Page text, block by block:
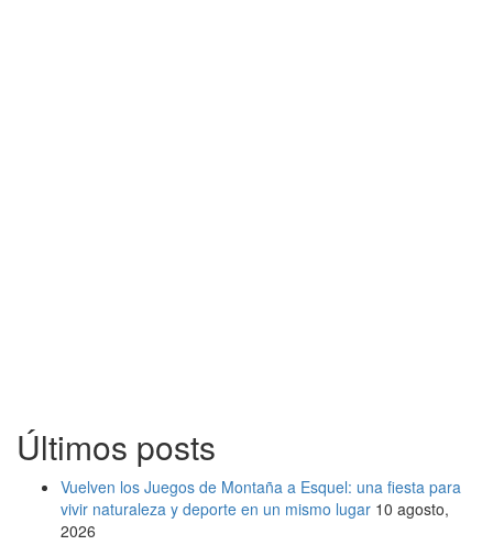
Últimos posts
Vuelven los Juegos de Montaña a Esquel: una fiesta para
vivir naturaleza y deporte en un mismo lugar 10 agosto,
2026